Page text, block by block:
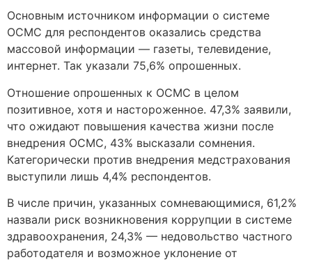
Основным источником информации о системе
ОСМС для респондентов оказались средства
массовой информации — газеты, телевидение,
интернет. Так указали 75,6% опрошенных.
Отношение опрошенных к ОСМС в целом
позитивное, хотя и настороженное. 47,3% заявили,
что ожидают повышения качества жизни после
внедрения ОСМС, 43% высказали сомнения.
Категорически против внедрения медстрахования
выступили лишь 4,4% респондентов.
В числе причин, указанных сомневающимися, 61,2%
назвали риск возникновения коррупции в системе
здравоохранения, 24,3% — недовольство частного
работодателя и возможное уклонение от